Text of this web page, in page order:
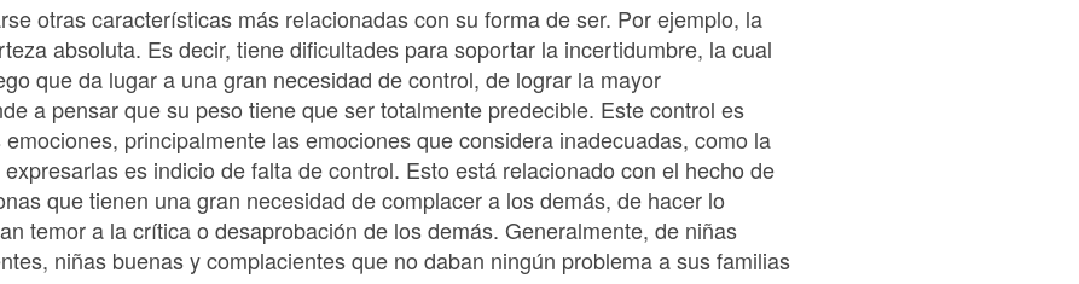
otras características más relacionadas con su forma de ser. Por ejemplo, la
absoluta. Es decir, tiene dificultades para soportar la incertidumbre, la cual
que da lugar a una gran necesidad de control, de lograr la mayor
a pensar que su peso tiene que ser totalmente predecible. Este control es
principalmente las emociones que considera inadecuadas, como la
es indicio de falta de control. Esto está relacionado con el hecho de
que tienen una gran necesidad de complacer a los demás, de hacer lo
temor a la crítica o desaprobación de los demás. Generalmente, de niñas
niñas buenas y complacientes que no daban ningún problema a sus familias